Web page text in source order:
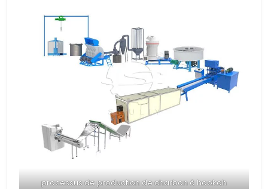
processus de production de charbon à hookah